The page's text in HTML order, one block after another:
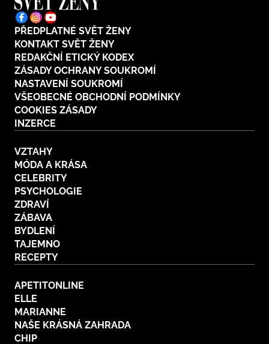
PŘEDPLATNÉ SVĚT ŽENY
KONTAKT SVĚT ŽENY
REDAKČNÍ ETICKÝ KODEX
ZÁSADY OCHRANY SOUKROMÍ
NASTAVENÍ SOUKROMÍ
VŠEOBECNÉ OBCHODNÍ PODMÍNKY
COOKIES ZÁSADY
INZERCE
VZTAHY
MÓDA A KRÁSA
CELEBRITY
PSYCHOLOGIE
ZDRAVÍ
ZÁBAVA
BYDLENÍ
TAJEMNO
RECEPTY
APETITONLINE
ELLE
MARIANNE
NAŠE KRÁSNÁ ZAHRADA
CHIP